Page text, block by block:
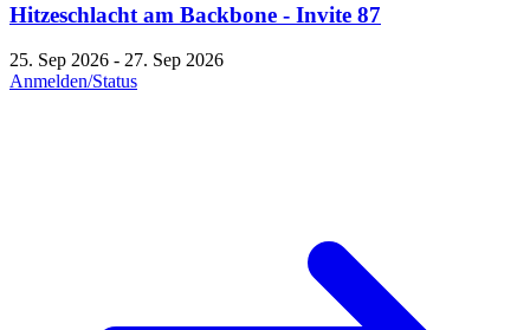
Hitzeschlacht am Backbone - Invite 87
25. Sep 2026 - 27. Sep 2026
Anmelden/Status